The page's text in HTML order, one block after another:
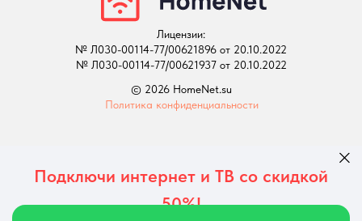
Лицензии:
№ Л030-00114-77/00621896 от 20.10.2022
№ Л030-00114-77/00621937 от 20.10.2022
© 2026 HomeNet.su
Политика конфиденциальности
Подключи интернет и ТВ со скидкой
50%!